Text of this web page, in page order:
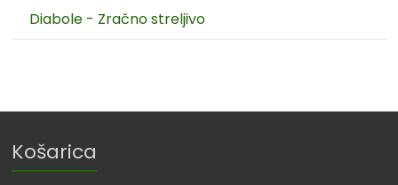
Diabole - Zračno streljivo
Košarica